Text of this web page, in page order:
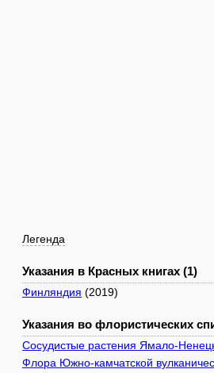
Легенда
Указания в Красных книгах (1)
Финляндия (2019)
Указания во флористических
Сосудистые растения Ямало-
Флора Южно-камчатской